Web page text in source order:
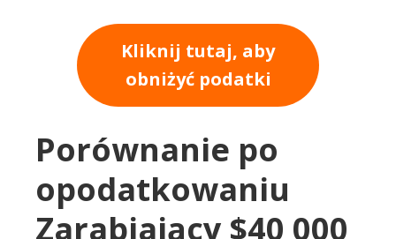
Kliknij tutaj, aby
obniżyć podatki
Porównanie po
opodatkowaniu
Zarabiający $40 000